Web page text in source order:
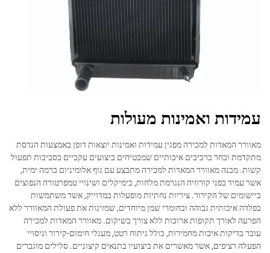
עמידות ואמינות מעולות
מאוורר המאדות למכירה מפגין עמידות ואמינות יוצאות דופן באמצעות הנדסת
מתקדמת ובחר ברכיבים איכותיים שמבטיחים ביצועים עקביים בסביבות תפעול
קשות. מבנה מאוורר המאדות למכירה מתבצע עם גוף אלומיניום ברמה ימית,
אשר עמיד בפני קורוזיה הנגרמת מלחות, כימיקלים ושינויי טמפרטורה הנפוצים
ביישומים של הקירור. ציריות נחתיות מופעלות במדוייק, אשר משתמשות
בפלדה איכותית גבוהה ובחומרי שמן מיוחדים, שמזינות את פעולת המאוורר ללא
הפרעה לאורך תקופות ארוכות ללא צורך בשיקום. מאוורר המאדות למכירה
עובר בדיקות איכות מחמירות, כולל ניתוח רטט, מעגלי חימום-קירור וניסויי
הפעלה רציפים, אשר מאשרים את ביצועיו בתנאים קיצוניים. סלילים מוגברים